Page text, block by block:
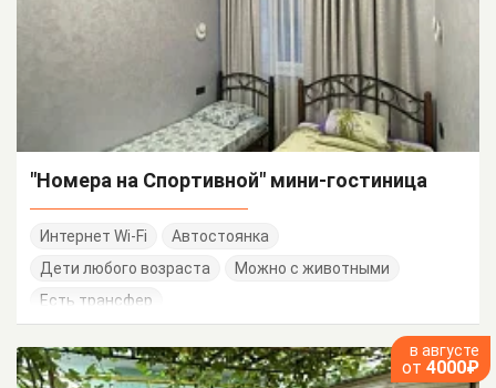
"Номера на Спортивной" мини-гостиница
Интернет Wi-Fi
Автостоянка
Дети любого возраста
Можно с животными
Есть трансфер
в августе
от 4000₽